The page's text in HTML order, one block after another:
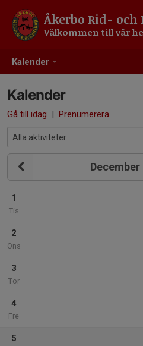
Kalender
Åkerbo Rid- och
Välkommen till vår
Kalender
Gå till idag | Prenumerera
December
1
Tis
2
Ons
3
Tor
4
Fre
5